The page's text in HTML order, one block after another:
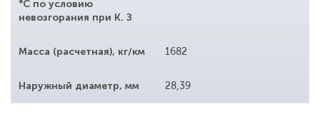
°С по условию
невозгорания при К. З
Масса (расчетная), кг/км 1682
Наружный диаметр, мм 28,39